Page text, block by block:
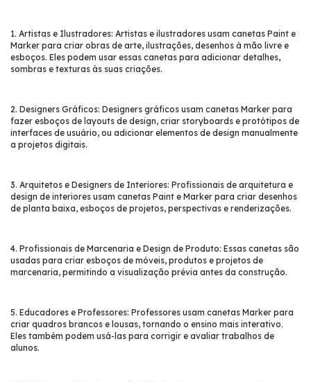
1. Artistas e Ilustradores: Artistas e ilustradores usam canetas Paint e
Marker para criar obras de arte, ilustrações, desenhos à mão livre e
esboços. Eles podem usar essas canetas para adicionar detalhes,
sombras e texturas às suas criações.
2. Designers Gráficos: Designers gráficos usam canetas Marker para
fazer esboços de layouts de design, criar storyboards e protótipos de
interfaces de usuário, ou adicionar elementos de design manualmente
a projetos digitais.
3. Arquitetos e Designers de Interiores: Profissionais de arquitetura e
design de interiores usam canetas Paint e Marker para criar desenhos
de planta baixa, esboços de projetos, perspectivas e renderizações.
4. Profissionais de Marcenaria e Design de Produto: Essas canetas são
usadas para criar esboços de móveis, produtos e projetos de
marcenaria, permitindo a visualização prévia antes da construção.
5. Educadores e Professores: Professores usam canetas Marker para
criar quadros brancos e lousas, tornando o ensino mais interativo.
Eles também podem usá-las para corrigir e avaliar trabalhos de
alunos.